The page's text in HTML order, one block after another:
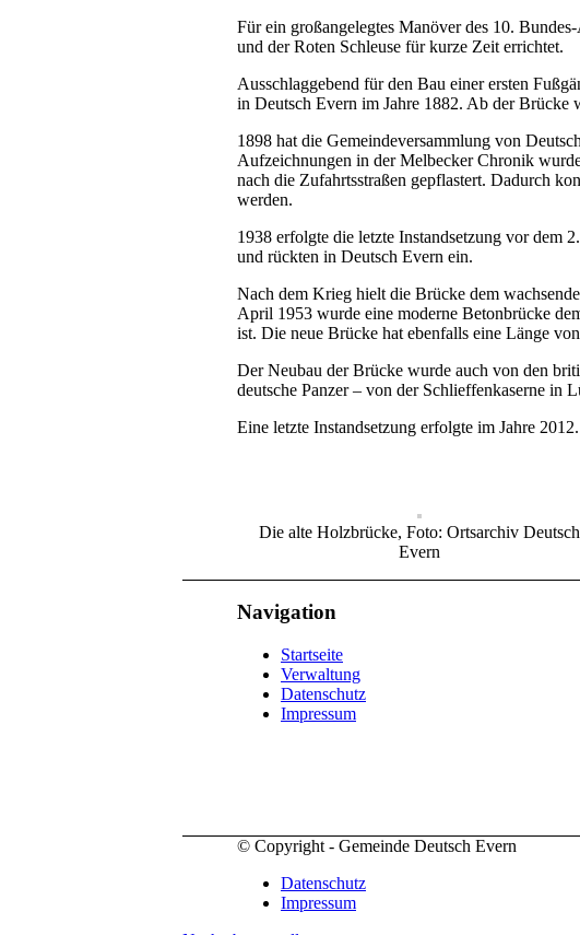
Für ein großangelegtes Manöver des 10.
und der Roten Schleuse für kurze Zeit errichtet.
Ausschlaggebend für den Bau einer ersten
in Deutsch Evern im Jahre 1882. Ab der Brücke
1898 hat die Gemeindeversammlung von
Aufzeichnungen in der Melbecker Chronik
nach die Zufahrtsstraßen gepflastert. Dadurch
werden.
1938 erfolgte die letzte Instandsetzung vor dem
und rückten in Deutsch Evern ein.
Nach dem Krieg hielt die Brücke dem
April 1953 wurde eine moderne Betonbrücke
ist. Die neue Brücke hat ebenfalls eine Länge
Der Neubau der Brücke wurde auch von den
deutsche Panzer – von der Schlieffenkaserne in
Eine letzte Instandsetzung erfolgte im Jahre 2012.
Die alte Holzbrücke, Foto: Ortsarchiv Deutsch
Evern
Navigation
Startseite
Verwaltung
Datenschutz
Impressum
© Copyright - Gemeinde Deutsch Evern
Datenschutz
Impressum